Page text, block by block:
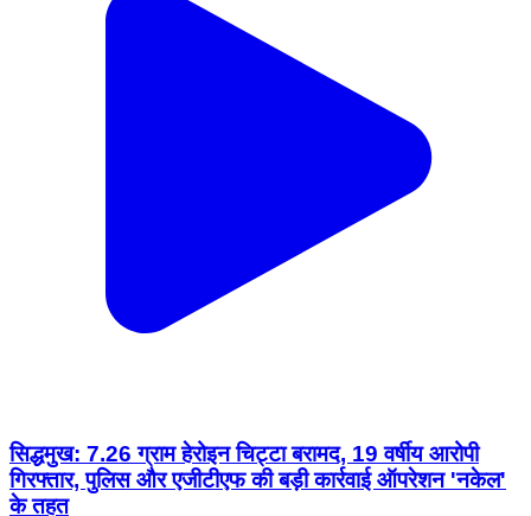
सिद्धमुख: 7.26 ग्राम हेरोइन चिट्टा बरामद, 19 वर्षीय आरोपी
गिरफ्तार, पुलिस और एजीटीएफ की बड़ी कार्रवाई ऑपरेशन 'नकेल'
के तहत